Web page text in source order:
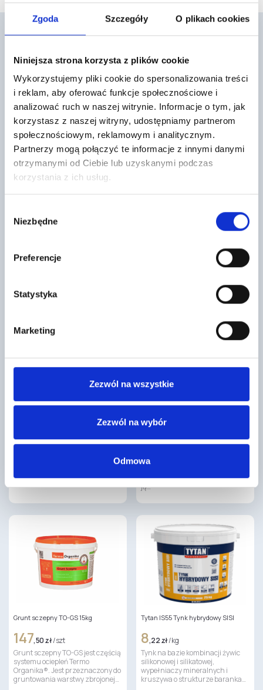
Zgoda Szczegóły O plikach cookies
Niniejsza strona korzysta z plików cookie
Wykorzystujemy pliki cookie do spersonalizowania treści
i reklam, aby oferować funkcje społecznościowe i
analizować ruch w naszej witrynie. Informacje o tym, jak
korzystasz z naszej witryny, udostępniamy partnerom
społecznościowym, reklamowym i analitycznym.
Partnerzy mogą połączyć te informacje z innymi danymi
otrzymanymi od Ciebie lub uzyskanymi podczas
korzystania z ich usług.
zgody
Niezbędne
Preferencje
Statystyka
Marketing
Zezwól na wszystkie
Zezwól na wybór
Odmowa
Mogą cię również zainteresować
184,32 zł/ szt
realizacji stropów
Dachówki Planum to płaskie
nietypowych i nowoczesnych
dachów. Tworzą geometryczne i…
Cement Multi II 32,5 R-NA worek 25
20,36 zł/ szt
uniwersalny cement w workach
Płyta budowlana OSB3 GR. 12 MM
WYM. 2500X1250
96,03 zł/ szt
drewnopochodną używaną do
warunkach wilgotnych. Cechują
ją…
Grunt sczepny TO-GS 15kg
147,50 zł/ szt
Grunt sczepny TO-GS jest częścią
systemu ociepleń Termo
Organika®. Jest przeznaczony do
gruntowania warstwy zbrojonej…
Tytan IS55 Tynk hybrydowy SISI
8,22 zł/ kg
Tynk na bazie kombinacji żywic
silikonowej i silikatowej,
wypełniaczy mineralnych i
kruszywa o strukturze baranka…